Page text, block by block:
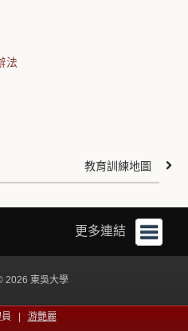
法
教育訓練地圖
更多連結
2026 東吳大學
員 | 游艷麗